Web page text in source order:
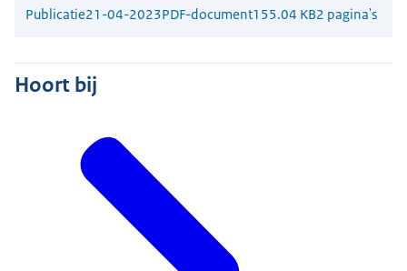
Publicatie21-04-2023PDF-document155.04 KB2 pagina's
Hoort bij